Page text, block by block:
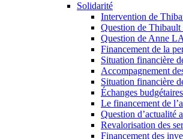
Solidarité
Intervention de
Question de Thibault
Question de Anne
Financement de la
Situation financière
Accompagnement
Situation financière
Échanges
Le financement de
Question d’actualité
Revalorisation des
Financement des